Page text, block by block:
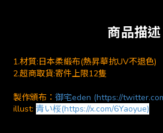
商品描述
1.材質:日本柔緞布(熱昇華抗UV不退色)
2.超商取貨:寄件上限12隻
製作頒布： 御宅eden (https://
illust: 青い桜(https://x.com/6Yaoyue)